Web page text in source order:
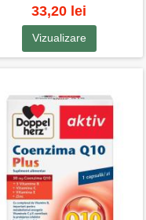
33,20 lei
Vizualizare